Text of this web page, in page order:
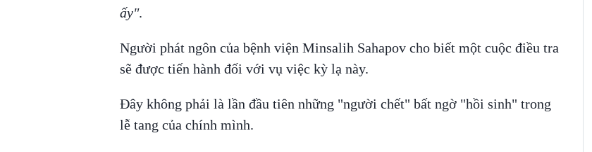
ấy".
Người phát ngôn của bệnh viện Minsalih Sahapov cho biết một cuộc điều tra
sẽ được tiến hành đối với vụ việc kỳ lạ này.
Đây không phải là lần đầu tiên những "người chết" bất ngờ "hồi sinh" trong
lễ tang của chính mình.